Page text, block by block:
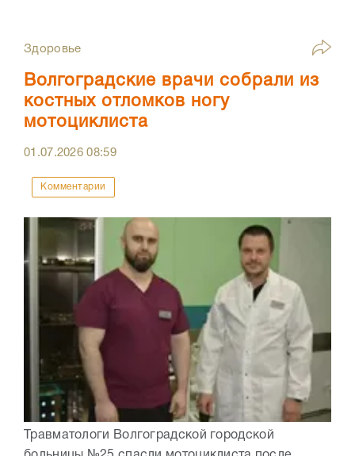
Здоровье
Волгоградские врачи собрали из
костных отломков ногу
мотоциклиста
01.07.202608:59
Комментарии
Травматологи Волгоградской городской